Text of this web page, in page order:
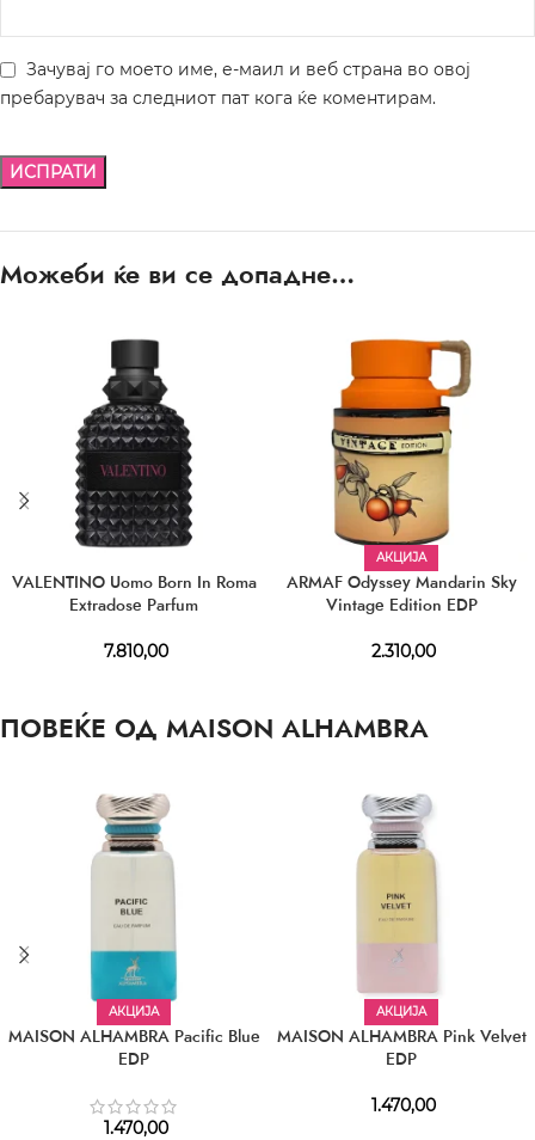
Зачувај го моето име, е-маил и веб страна во овој
пребарувач за следниот пат кога ќе коментирам.
Можеби ќе ви се допадне…
VALENTINO Uomo Born In Roma
Extradose Parfum
7.810,00
АКЦИЈА
ARMAF Odyssey Mandarin Sky
Vintage Edition EDP
2.310,00
ПОВЕЌЕ ОД MAISON ALHAMBRA
АКЦИЈА
MAISON ALHAMBRA Pacific Blue
EDP
1.470,00
АКЦИЈА
MAISON ALHAMBRA Pink Velvet
EDP
1.470,00